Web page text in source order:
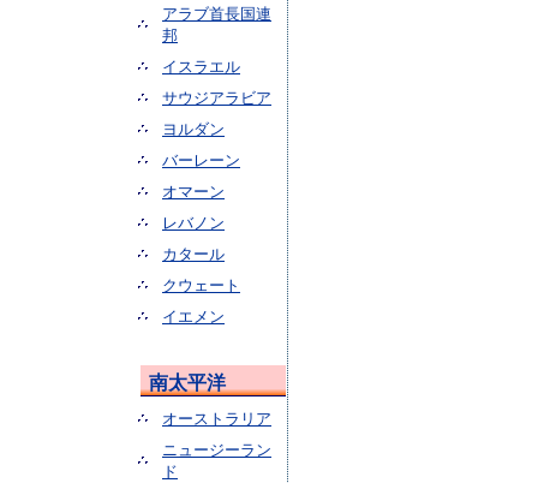
アラブ首長国連
邦
イスラエル
サウジアラビア
ヨルダン
バーレーン
オマーン
レバノン
カタール
クウェート
イエメン
南太平洋
オーストラリア
ニュージーラン
ド